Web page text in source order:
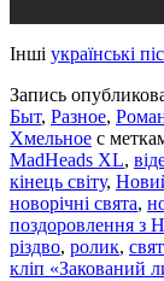
Інші українські
Запись
Быт, Разное,
Хмельное с
MadHeads XL,
кінець світу,
новорічні свята,
поздоровлення з
різдво, ролик,
кліп «Закований